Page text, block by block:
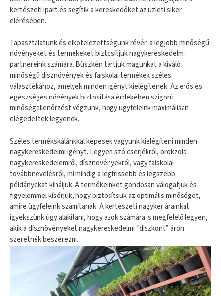
kertészeti ipart és segítik a kereskedőket az üzleti siker
elérésében.
Tapasztalatunk és elkötelezettségünk révén a legjobb minőségű
növényeket és termékeket biztosítjuk nagykereskedelmi
partnereink számára. Büszkén tartjuk magunkat a kiváló
minőségű dísznövények és faiskolai termékek széles
választékához, amelyek minden igényt kielégítenek. Az erős és
egészséges növények biztosítása érdekében szigorú
minőségellenőrzést végzünk, hogy ügyfeleink maximálisan
elégedettek legyenek.
Széles termékskálánkkal képesek vagyunk kielégíteni minden
nagykereskedelmi igényt. Legyen szó cserjékről, örökzöld
nagykereskedelemről, dísznövényekről, vagy faiskolai
továbbnevelésről, mi mindig a legfrissebb és legszebb
példányokat kínáljuk. A termékeinket gondosan válogatjuk és
figyelemmel kísérjük, hogy biztosítsuk az optimális minőséget,
amire ügyfeleink számítanak. A kertészeti nagyker árainkat
igyekszünk úgy alakítani, hogy azok számára is megfelelő legyen,
akik a dísznövényeket nagykereskedelmi “diszkont” áron
szeretnék beszerezni.